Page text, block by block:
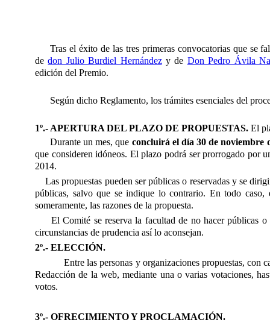
Tras el éxito de las tres primeras convocatoriasque se
dedon Julio Burdiel Hernándezyde Don Pedro Ávila
edición del Premio.
Según dicho Reglamento, los trámites esenciales del
1º.- APERTURA DEL PLAZO DE PROPUESTAS. El
Durante un mes, que concluirá el día30 de noviembre
que consideren idóneos. El plazo podrá ser prorrogado por
2014.
Las propuestas pueden ser públicas o reservadas y se
públicas, salvo que se indique lo contrario. En todo caso,
someramente, las razones de la propuesta.
El Comité se reserva la facultad de no hacer públicas
circunstancias de prudencia así lo aconsejan.
2º.- ELECCIÓN.
Entre las personas y organizaciones propuestas, con
Redacción de la web, mediante una o varias votaciones,
votos.
3º.- OFRECIMIENTO Y PROCLAMACIÓN.